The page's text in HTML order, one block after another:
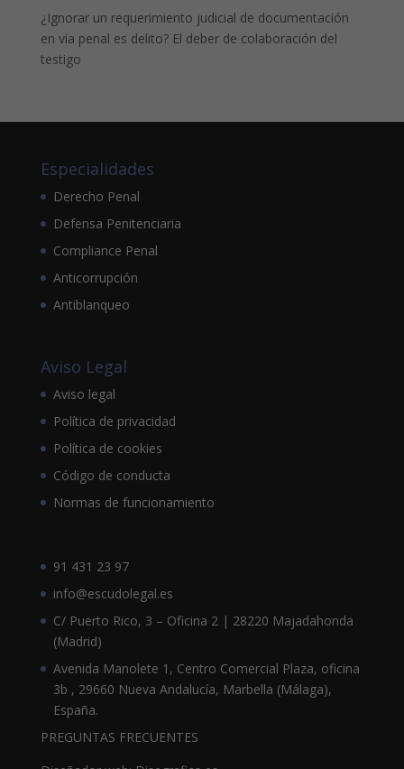
¿Ignorar un requerimiento judicial de documentación
en vía penal es delito? El deber de colaboración del
testigo
Especialidades
Derecho Penal
Defensa Penitenciaria
Compliance Penal
Anticorrupción
Antiblanqueo
Aviso Legal
Aviso legal
Política de privacidad
Política de cookies
Código de conducta
Normas de funcionamiento
91 431 23 97
info@escudolegal.es
C/ Puerto Rico, 3 – Oficina 2 | 28220 Majadahonda
(Madrid)
Avenida Manolete 1, Centro Comercial Plaza, oficina
3b , 29660 Nueva Andalucía, Marbella (Málaga),
España.
PREGUNTAS FRECUENTES